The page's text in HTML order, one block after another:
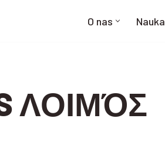
O nas Nauka
ΛΟΙΜΌΣ